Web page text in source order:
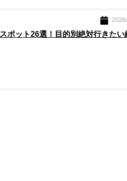
ポット26選！目的別絶対行きたい